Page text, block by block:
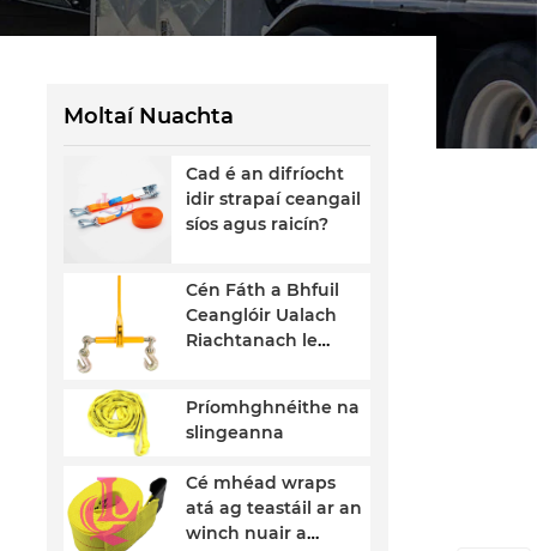
famous China Endless
Strap manufacturers and
Moltaí Nuachta
Cad é an difríocht
idir strapaí ceangail
síos agus raicín?
Cén Fáth a Bhfuil
Ceanglóir Ualach
Riachtanach le
Príomhghnéithe na
slingeanna
Cé mhéad wraps
atá ag teastáil ar an
winch nuair a